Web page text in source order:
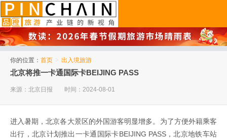
你的位置： 首页 > 出入境旅游
北京将推一卡通国际卡BEIJING PASS
来源：北京日报 时间：2024-08-01
进入暑期，北京各大景区的外国游客明显增多。为了方便外籍乘客
出行，北京计划推出一卡通国际卡BEIJING PASS，北京地铁车站